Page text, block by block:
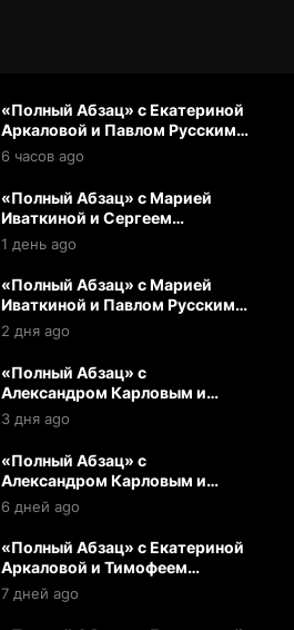
«Полный Абзац» с Екатериной
Аркаловой и Павлом Русским
(06.08.2026)
6 часов ago
«Полный Абзац» с Марией
Иваткиной и Сергеем
Куликовым (05.08.2026)
1 день ago
«Полный Абзац» с Марией
Иваткиной и Павлом Русским
(04.08.2026)
2 дня ago
«Полный Абзац» с
Александром Карловым и
Екатериной Аркаловой
(03.08.2026)
3 дня ago
«Полный Абзац» с
Александром Карловым и
Сергеем Куликовым
(31.07.2026)
6 дней ago
«Полный Абзац» с Екатериной
Аркаловой и Тимофеем
Ермаковым (30.07.2026)
7 дней ago